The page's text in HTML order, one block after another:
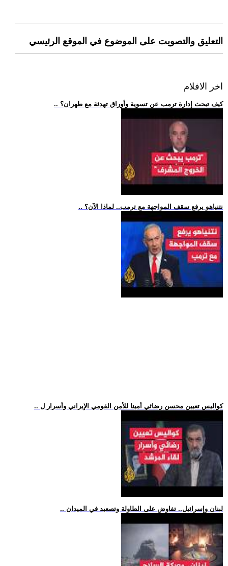
التعليق والتصويت على الموضوع في الموقع الرئيسي
اخر الافلام
.. كيف تبحث إدارة ترمب عن تسوية وأوراق تهدئة مع طهران؟
.. نتنياهو يرفع سقف المواجهة مع ترمب.. لماذا الآن؟
.. كواليس تعيين محسن رضائي أمينا للأمن القومي الإيراني وأسرار ل
.. لبنان وإسرائيل.. تفاوض على الطاولة وتصعيد في الميدان